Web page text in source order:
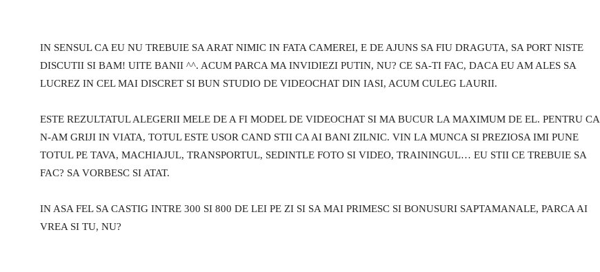
IN SENSUL CA EU NU TREBUIE SA ARAT NIMIC IN FATA CAMEREI, E DE AJUNS SA FIU DRAGUTA, SA PORT NISTE
DISCUTII SI BAM! UITE BANII ^^. ACUM PARCA MA INVIDIEZI PUTIN, NU? CE SA-TI FAC, DACA EU AM ALES SA
LUCREZ IN CEL MAI DISCRET SI BUN STUDIO DE VIDEOCHAT DIN IASI, ACUM CULEG LAURII.
ESTE REZULTATUL ALEGERII MELE DE A FI MODEL DE VIDEOCHAT SI MA BUCUR LA MAXIMUM DE EL. PENTRU CA
N-AM GRIJI IN VIATA, TOTUL ESTE USOR CAND STII CA AI BANI ZILNIC. VIN LA MUNCA SI PREZIOSA IMI PUNE
TOTUL PE TAVA, MACHIAJUL, TRANSPORTUL, SEDINTLE FOTO SI VIDEO, TRAININGUL… EU STII CE TREBUIE SA
FAC? SA VORBESC SI ATAT.
IN ASA FEL SA CASTIG INTRE 300 SI 800 DE LEI PE ZI SI SA MAI PRIMESC SI BONUSURI SAPTAMANALE, PARCA AI
VREA SI TU, NU?